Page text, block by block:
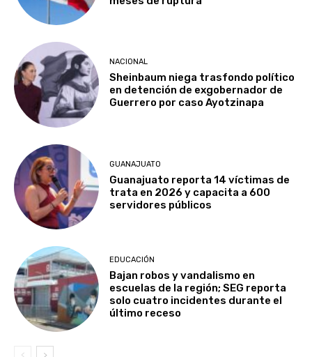
NACIONAL
Sheinbaum niega trasfondo político
en detención de exgobernador de
Guerrero por caso Ayotzinapa
GUANAJUATO
Guanajuato reporta 14 víctimas de
trata en 2026 y capacita a 600
servidores públicos
EDUCACIÓN
Bajan robos y vandalismo en
escuelas de la región; SEG reporta
solo cuatro incidentes durante el
último receso